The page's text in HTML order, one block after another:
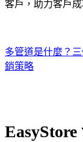
客戶，助力客戶成
多管道是什麼？
銷策略